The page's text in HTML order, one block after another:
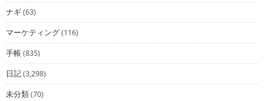
ナギ(63)
マーケティング(116)
手帳(835)
日記(3,298)
未分類(70)